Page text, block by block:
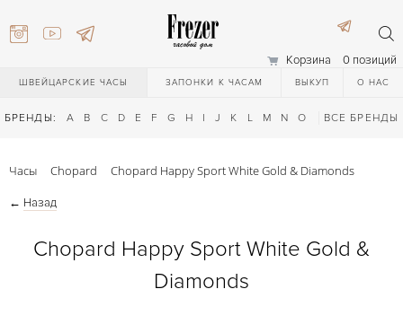
Корзина 0 позиций
ШВЕЙЦАРСКИЕ ЧАСЫ ЗАПОНКИ К ЧАСАМ ВЫКУП О НАС
БРЕНДЫ: A B C D E F G H I J K L M N O Q R S T
ВСЕ БРЕНДЫ
Часы Chopard Chopard Happy Sport White Gold & Diamonds
← Назад
Chopard Happy Sport White Gold &
Diamonds